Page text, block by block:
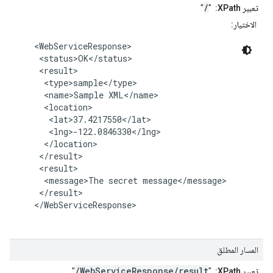
تعبير XPath: "
/
"
الاختيار:
    <WebServiceResponse>
     <status>OK</status>
     <result>
      <type>sample</type>
      <name>Sample XML</name>
      <location>
       <lat>37.4217550</lat>
       <lng>-122.0846330</lng>
      </location>
     </result>
     <result>
      <message>The secret message</message>
     </result>
    </WebServiceResponse>
المسار المطلق